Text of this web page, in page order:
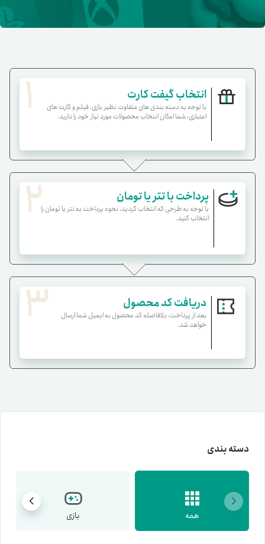
1 انتخاب گیفت کارت
با توجه به دسته بندی های متفاوت نظیر بازی، فیلم و کارت های
اعتباری، شما امکان انتخاب محصولات مورد نیاز خود را دارید.
2 پرداخت با تتر یا تومان
با توجه به طرحی که انتخاب کردید، نحوه پرداخت به تتر یا تومان را
انتخاب کنید.
3 دریافت کد محصول
بعد از پرداخت، بلافاصله کد محصول به ایمیل شما ارسال
خواهد شد.
دسته بندی
همه بازی